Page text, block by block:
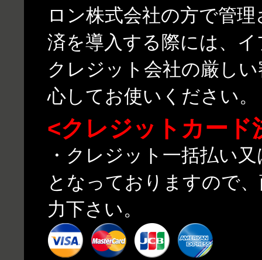
ロン株式会社の方で管
済を導入する際には、
クレジット会社の厳し
心してお使いください。
<クレジットカード
・クレジット一括払い
となっておりますので
力下さい。